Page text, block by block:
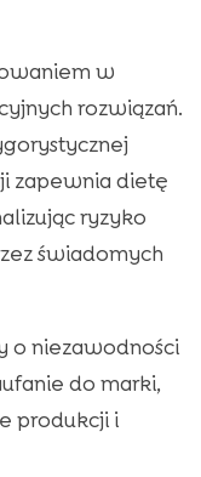
w
rozwiązań.
zapewnia dietę
ryzyko
świadomych
o niezawodności
do marki,
produkcji i